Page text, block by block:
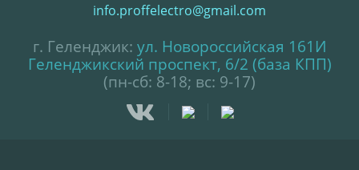
info.proffelectro@gmail.com
г. Геленджик: ул. Новороссийская 161И
Геленджикский проспект, 6/2 (база КПП)
(пн-сб: 8-18; вс: 9-17)